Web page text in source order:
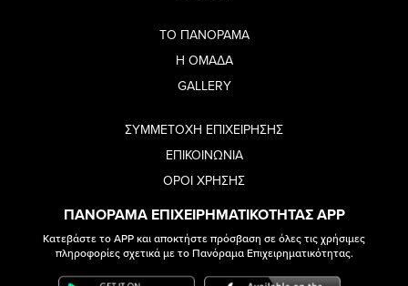
ΤΟ ΠΑΝΟΡΑΜΑ
Η ΟΜΑΔΑ
GALLERY
ΣΥΜΜΕΤΟΧΗ ΕΠΙΧΕΙΡΗΣΗΣ
ΕΠΙΚΟΙΝΩΝΙΑ
ΟΡΟΙ ΧΡΗΣΗΣ
ΠΑΝΟΡΑΜΑ ΕΠΙΧΕΙΡΗΜΑΤΙΚΟΤΗΤΑΣ APP
Κατεβάστε το APP και αποκτήστε πρόσβαση σε όλες τις χρήσιμες
πληροφορίες σχετικά με το Πανόραμα Επιχειρηματικότητας.